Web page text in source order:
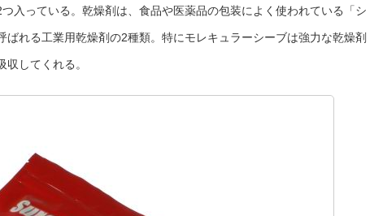
入っている。乾燥剤は、食品や医薬品の包装によく使われている「シ
れる工業用乾燥剤の2種類。特にモレキュラーシーブは強力な乾燥剤
してくれる。